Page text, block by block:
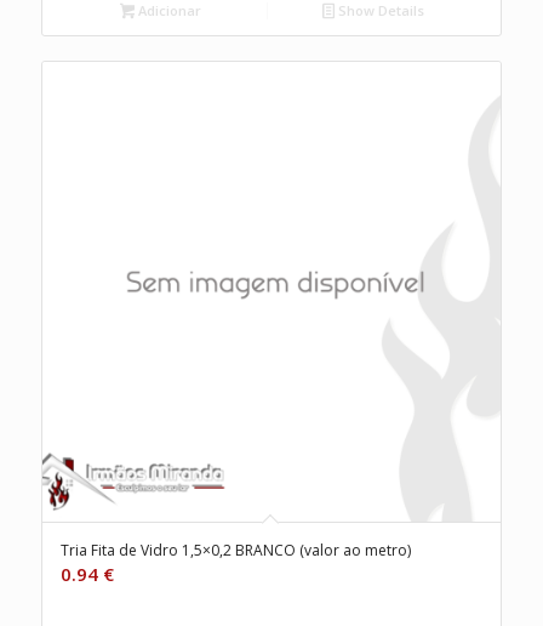
Adicionar Show Details
Tria Fita de Vidro 1,5×0,2 BRANCO (valor ao metro)
0.94 €